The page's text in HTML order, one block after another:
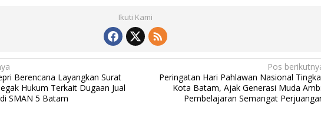
Ikuti Kami
Berencana Layangkan Surat
Hukum Terkait Dugaan Jual
SMAN 5 Batam
Pos
Peringatan Hari Pahlawan Nasional
Kota Batam, Ajak Generasi Muda
Pembelajaran Semangat